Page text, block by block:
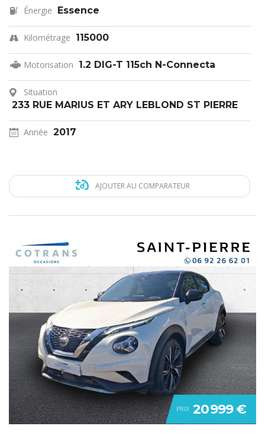
Énergie Essence
Kilométrage 115000
Motorisation 1.2 DIG-T 115ch N-Connecta
Situation
233 RUE MARIUS ET ARY LEBLOND ST PIERRE
Année 2017
AJOUTER AU COMPARATEUR
PRIX 20 999 €